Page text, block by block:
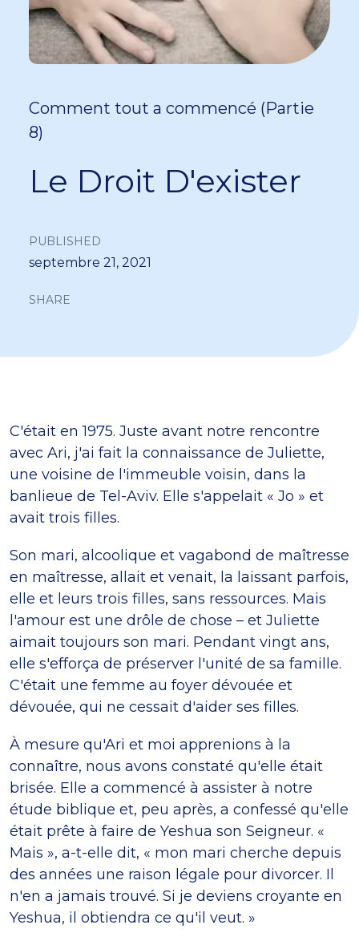
Comment tout a commencé (Partie
8)
Le Droit D'exister
PUBLISHED
septembre 21, 2021
SHARE
C'était en 1975. Juste avant notre rencontre
avec Ari, j'ai fait la connaissance de Juliette,
une voisine de l'immeuble voisin, dans la
banlieue de Tel-Aviv. Elle s'appelait « Jo » et
avait trois filles.
Son mari, alcoolique et vagabond de maîtresse
en maîtresse, allait et venait, la laissant parfois,
elle et leurs trois filles, sans ressources. Mais
l'amour est une drôle de chose – et Juliette
aimait toujours son mari. Pendant vingt ans,
elle s'efforça de préserver l'unité de sa famille.
C'était une femme au foyer dévouée et
dévouée, qui ne cessait d'aider ses filles.
À mesure qu'Ari et moi apprenions à la
connaître, nous avons constaté qu'elle était
brisée. Elle a commencé à assister à notre
étude biblique et, peu après, a confessé qu'elle
était prête à faire de Yeshua son Seigneur. «
Mais », a-t-elle dit, « mon mari cherche depuis
des années une raison légale pour divorcer. Il
n'en a jamais trouvé. Si je deviens croyante en
Yeshua, il obtiendra ce qu'il veut. »